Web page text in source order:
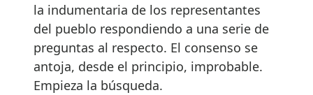
la indumentaria de los representantes
del pueblo respondiendo a una serie de
preguntas al respecto. El consenso se
antoja, desde el principio, improbable.
Empieza la búsqueda.